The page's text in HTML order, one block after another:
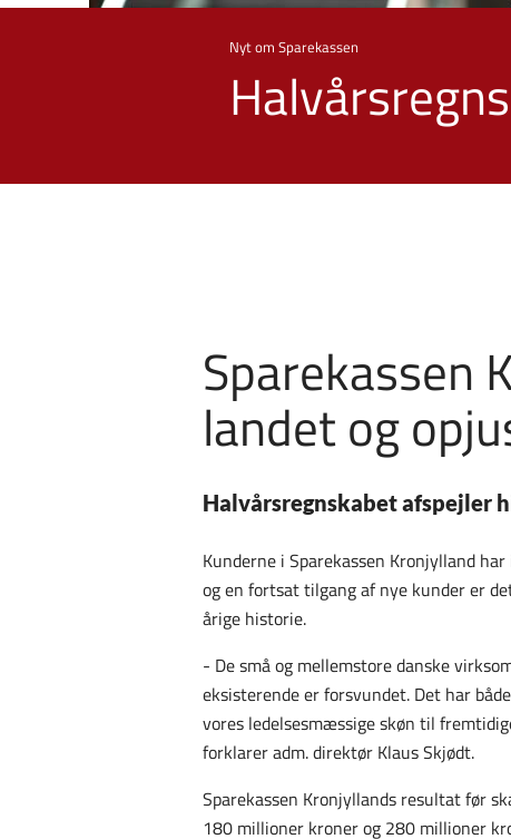
Nyt om Sparekassen
landet og
Halvårsregnskabet afspejler
Kunderne i Sparekassen Kronjylland
og en fortsat tilgang af nye kunder er
årige historie.
- De små og mellemstore danske
eksisterende er forsvundet. Det har
vores ledelsesmæssige skøn til
forklarer adm. direktør Klaus Skjødt.
Sparekassen Kronjyllands resultat før
180 millioner kroner og 280 millioner